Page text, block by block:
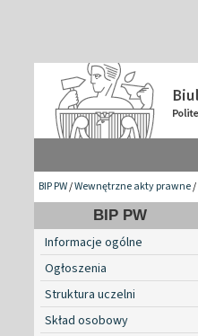
BIP PW/Wewnętrzne akty prawne/
BIP PW
Informacje ogólne
Ogłoszenia
Struktura uczelni
Skład osobowy